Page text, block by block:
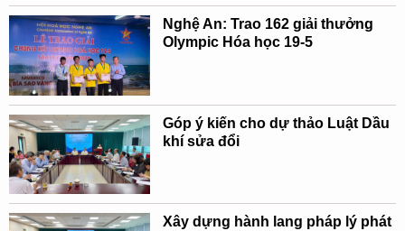
Nghệ An: Trao 162 giải thưởng
Olympic Hóa học 19-5
Góp ý kiến cho dự thảo Luật Dầu
khí sửa đổi
Xây dựng hành lang pháp lý phát